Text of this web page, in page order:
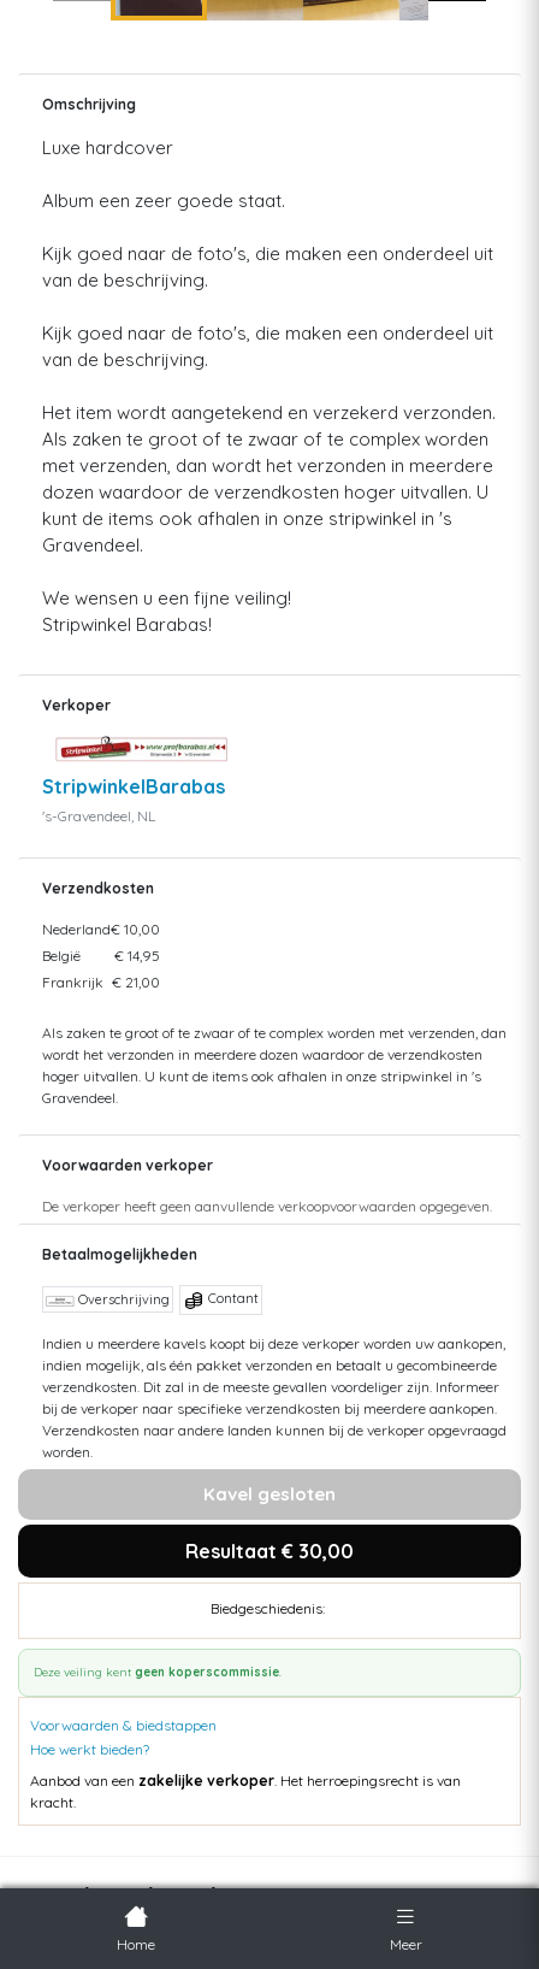
Omschrijving
Luxe hardcover
Album een zeer goede staat.
Kijk goed naar de foto's, die maken een onderdeel uit
van de beschrijving.
Kijk goed naar de foto's, die maken een onderdeel uit
van de beschrijving.
Het item wordt aangetekend en verzekerd verzonden.
Als zaken te groot of te zwaar of te complex worden
met verzenden, dan wordt het verzonden in meerdere
dozen waardoor de verzendkosten hoger uitvallen. U
kunt de items ook afhalen in onze stripwinkel in 's
Gravendeel.
We wensen u een fijne veiling!
Stripwinkel Barabas!
Verkoper
StripwinkelBarabas
's-Gravendeel, NL
Verzendkosten
Nederland€ 10,00
België
€ 14,95
Frankrijk € 21,00
Als zaken te groot of te zwaar of te complex worden met verzenden, dan
wordt het verzonden in meerdere dozen waardoor de verzendkosten
hoger uitvallen. U kunt de items ook afhalen in onze stripwinkel in 's
Gravendeel.
Voorwaarden verkoper
De verkoper heeft geen aanvullende verkoopvoorwaarden opgegeven.
Betaalmogelijkheden
Overschrijving Contant
Indien u meerdere kavels koopt bij deze verkoper worden uw aankopen,
indien mogelijk, als één pakket verzonden en betaalt u gecombineerde
verzendkosten. Dit zal in de meeste gevallen voordeliger zijn. Informeer
bij de verkoper naar specifieke verzendkosten bij meerdere aankopen.
Verzendkosten naar andere landen kunnen bij de verkoper opgevraagd
worden.
Kavel gesloten
Resultaat € 30,00
Biedgeschiedenis:
Deze veiling kent geen koperscommissie.
Voorwaarden & biedstappen
Hoe werkt bieden?
Aanbod van een zakelijke verkoper . Het herroepingsrecht is van
kracht.
Populaire kavels
Home Meer